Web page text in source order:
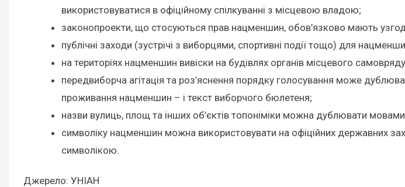
використовуватися в офіційному спілкуванні з місцевою владою;
законопроекти, що стосуються прав нацменшин, обов’язково мають
публічні заходи (зустрічі з виборцями, спортивні події тощо) для
на територіях нацменшин вивіски на будівлях органів місцевого
передвиборча агітація та роз’яснення порядку голосування може
проживання нацменшин – і текст виборчого бюлетеня;
назви вулиць, площ та інших об’єктів топоніміки можна дублювати
символіку нацменшин можна використовувати на офіційних державних
символікою.
Джерело: УНІАН